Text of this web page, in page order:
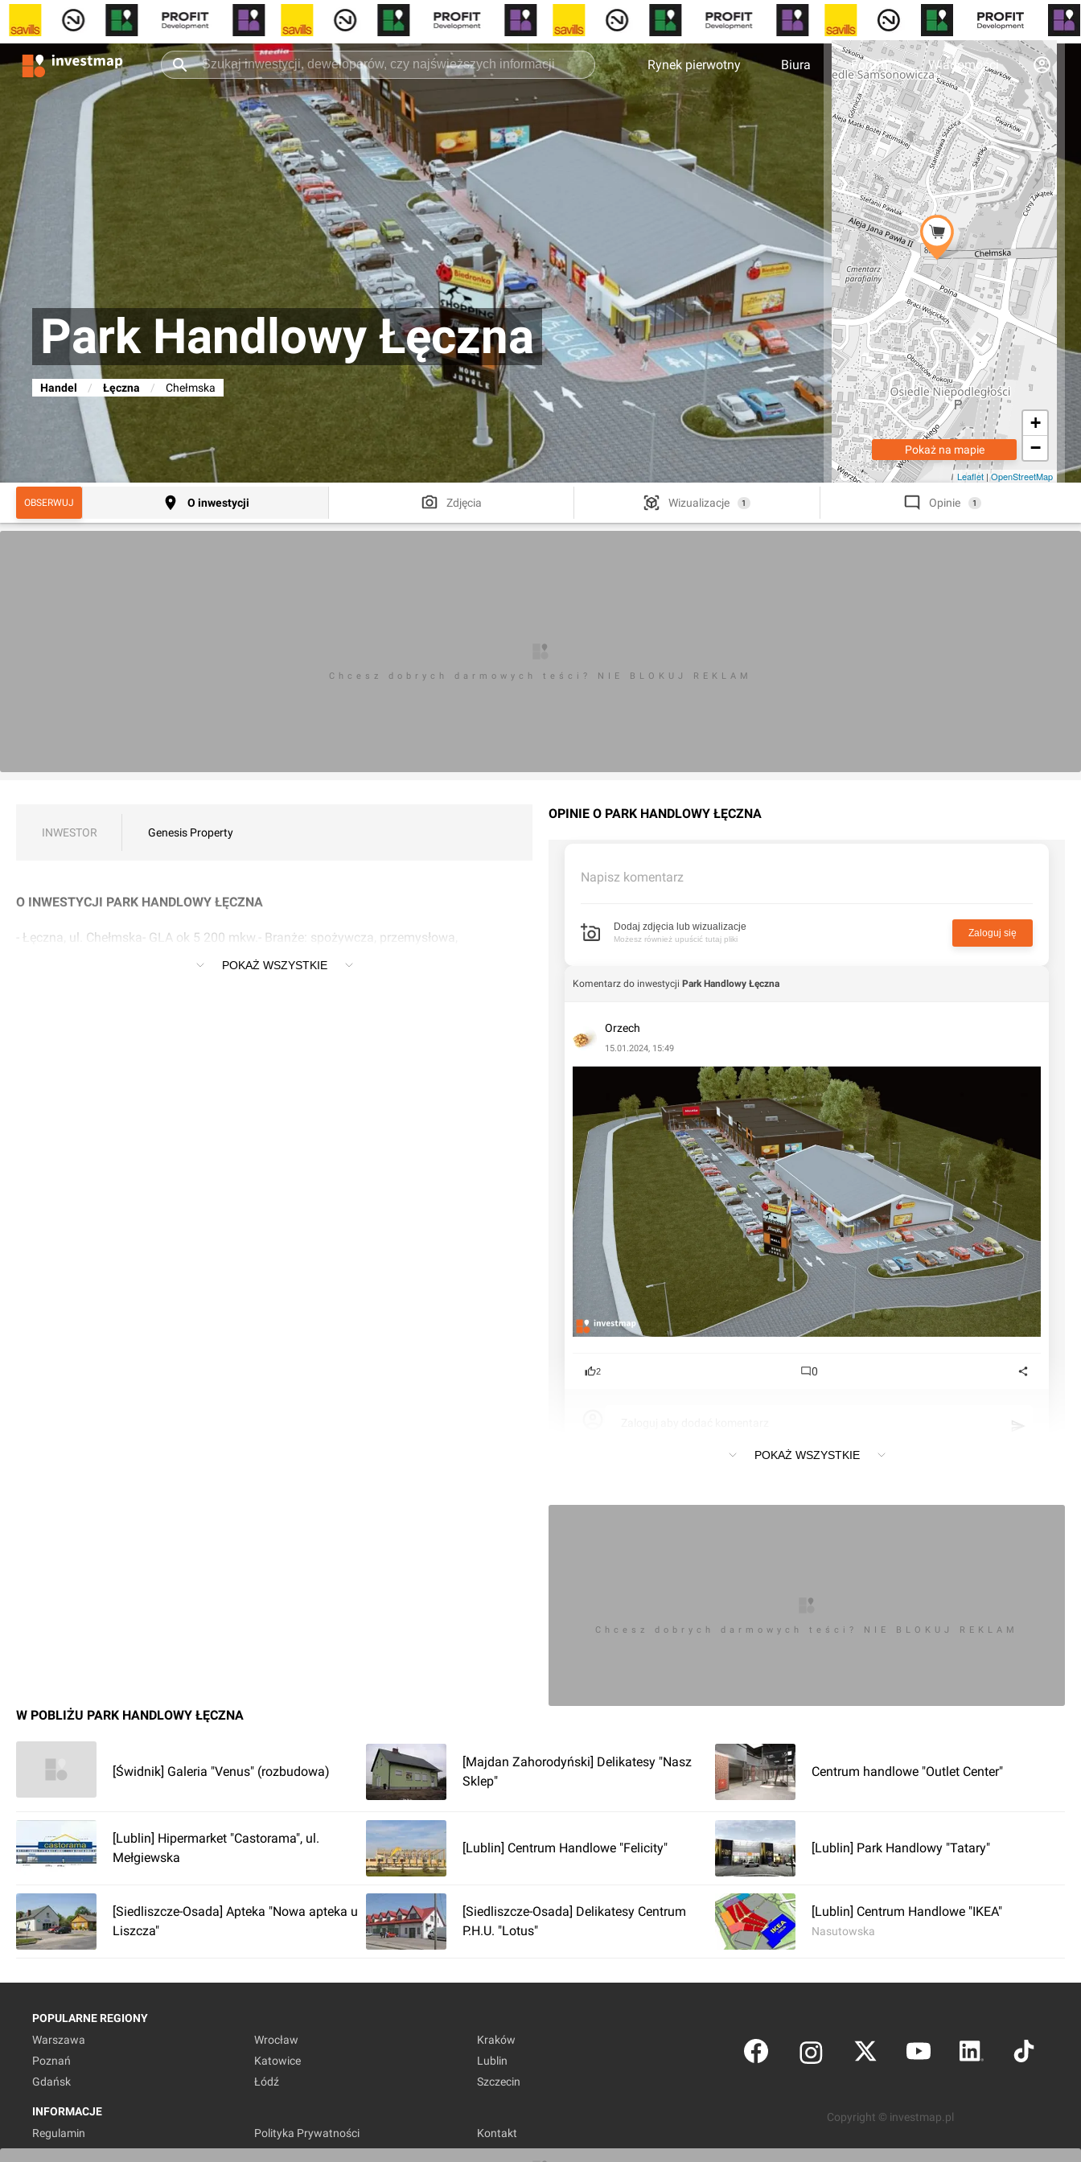
Rynek pierwotny Biura Forum Wiadomości
Park Handlowy Łęczna
Handel / Łęczna / Chełmska
+
−
Leaflet |OpenStreetMap
Pokaż na mapie
OBSERWUJ O inwestycji Zdjęcia Wizualizacje 1 Opinie 1
Chcesz dobrych darmowych teści? NIE BLOKUJ REKLAM
INWESTOR Genesis Property
O INWESTYCJI PARK HANDLOWY ŁĘCZNA
- Łęczna, ul. Chełmska- GLA ok 5 200 mkw.- Branże: spożywcza, przemysłowa,
POKAŻ WSZYSTKIE
OPINIE O PARK HANDLOWY ŁĘCZNA
Napisz komentarz
Dodaj zdjęcia lub wizualizacje
Możesz również upuścić tutaj pliki
Zaloguj się
Komentarz do inwestycji Park Handlowy Łęczna
Orzech
15.01.2024, 15:49
2 0
POKAŻ WSZYSTKIE
Chcesz dobrych darmowych teści? NIE BLOKUJ REKLAM
W POBLIŻU PARK HANDLOWY ŁĘCZNA
[Świdnik] Galeria "Venus" (rozbudowa)
[Majdan Zahorodyński] Delikatesy "Nasz
Sklep"
Centrum handlowe "Outlet Center"
[Lublin] Hipermarket "Castorama", ul.
Mełgiewska
[Lublin] Centrum Handlowe "Felicity" [Lublin] Park Handlowy "Tatary"
[Siedliszcze-Osada] Apteka "Nowa apteka u
Liszcza"
[Siedliszcze-Osada] Delikatesy Centrum
P.H.U. "Lotus"
[Lublin] Centrum Handlowe "IKEA"
Nasutowska
POPULARNE REGIONY
Warszawa
Wrocław
Kraków
Poznań
Katowice
Lublin
Gdańsk
Łódź Szczecin
INFORMACJE
Regulamin
Polityka Prywatności
Kontakt
Copyright © investmap.pl